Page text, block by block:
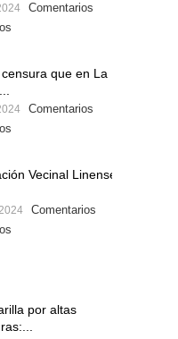
Comentarios
que en La
Comentarios
Vecinal Linense
Comentarios
por altas